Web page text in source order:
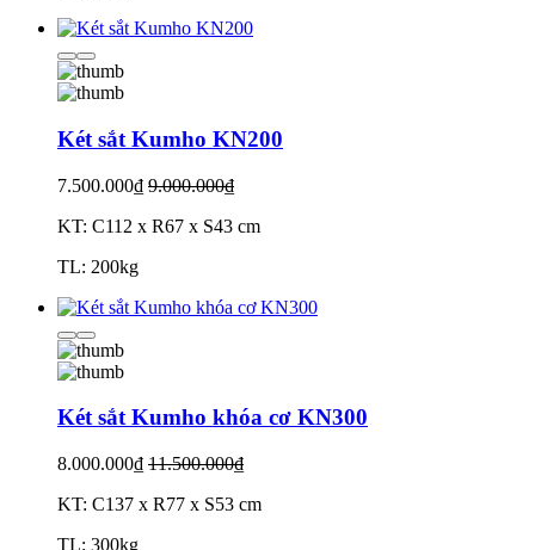
Két sắt Kumho KN200
7.500.000₫ 9.000.000₫
KT: C112 x R67 x S43 cm
TL: 200kg
Két sắt Kumho khóa cơ KN300
8.000.000₫ 11.500.000₫
KT: C137 x R77 x S53 cm
TL: 300kg